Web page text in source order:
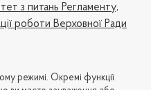
з питань Регламенту,
роботи Верховної Ради
режимі. Окремі функції